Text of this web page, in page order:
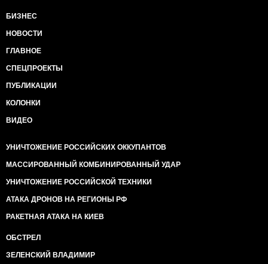
БИЗНЕС
НОВОСТИ
ГЛАВНОЕ
СПЕЦПРОЕКТЫ
ПУБЛИКАЦИИ
КОЛОНКИ
ВИДЕО
УНИЧТОЖЕНИЕ РОССИЙСКИХ ОККУПАНТОВ
МАССИРОВАННЫЙ КОМБИНИРОВАННЫЙ УДАР
УНИЧТОЖЕНИЕ РОССИЙСКОЙ ТЕХНИКИ
АТАКА ДРОНОВ НА РЕГИОНЫ РФ
РАКЕТНАЯ АТАКА НА КИЕВ
ОБСТРЕЛ
ЗЕЛЕНСКИЙ ВЛАДИМИР